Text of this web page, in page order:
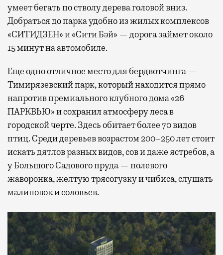
умеет бегать по стволу дерева головой вниз.
Добраться до парка удобно из жилых комплексов
«СИТИДЗЕН» и «Сити Бэй» — дорога займет около
15 минут на автомобиле.
Еще одно отличное место для бердвотчинга —
Тимирязевский парк, который находится прямо
напротив премиального клубного дома «26
ПАРКВЬЮ» и сохранил атмосферу леса в
городской черте. Здесь обитает более 70 видов
птиц. Среди деревьев возрастом 200–250 лет стоит
искать дятлов разных видов, сов и даже ястребов, а
у Большого Садового пруда — полевого
жаворонка, желтую трясогузку и чибиса, слушать
малиновок и соловьев.